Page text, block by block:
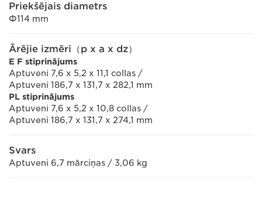
Priekšējais diametrs
Ф114 mm
Ārējie izmēri（p x a x dz）
E F stiprinājums
Aptuveni 7,6 x 5,2 x 11,1 collas /
Aptuveni 186,7 x 131,7 x 282,1 mm
PL stiprinājums
Aptuveni 7,6 x 5,2 x 10,8 collas /
Aptuveni 186,7 x 131,7 x 274,1 mm
Svars
Aptuveni 6,7 mārciņas / 3,06 kg